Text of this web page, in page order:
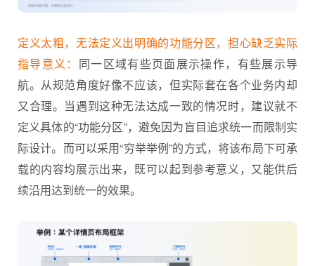
定义太粗，无法定义出明确的功能分区，担心缺乏实际
指导意义： 同一区域有些页面展示操作，有些展示导
航。从规范角度好像不应该，但实际套在各个业务内却
又合理。当遇到这种无法达成一致的情况时，建议就不
定义具体的“功能分区”，避免因为盲目追求统一而限制实
际设计。而可以采用“穷举举例”的方式，将该布局下可承
载的内容均展示出来，既可以起到参考意义，又能供后
续沿用达到统一的效果。